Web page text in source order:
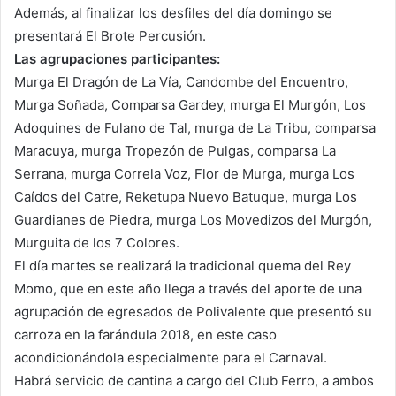
Además, al finalizar los desfiles del día domingo se
presentará El Brote Percusión.
Las agrupaciones participantes:
Murga El Dragón de La Vía, Candombe del Encuentro,
Murga Soñada, Comparsa Gardey, murga El Murgón, Los
Adoquines de Fulano de Tal, murga de La Tribu, comparsa
Maracuya, murga Tropezón de Pulgas, comparsa La
Serrana, murga Correla Voz, Flor de Murga, murga Los
Caídos del Catre, Reketupa Nuevo Batuque, murga Los
Guardianes de Piedra, murga Los Movedizos del Murgón,
Murguita de los 7 Colores.
El día martes se realizará la tradicional quema del Rey
Momo, que en este año llega a través del aporte de una
agrupación de egresados de Polivalente que presentó su
carroza en la farándula 2018, en este caso
acondicionándola especialmente para el Carnaval.
Habrá servicio de cantina a cargo del Club Ferro, a ambos